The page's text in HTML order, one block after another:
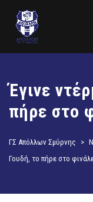
Έγινε
πήρε στο
ΓΣ Απόλλων Σμύρνης >
Γουδή, το πήρε στο